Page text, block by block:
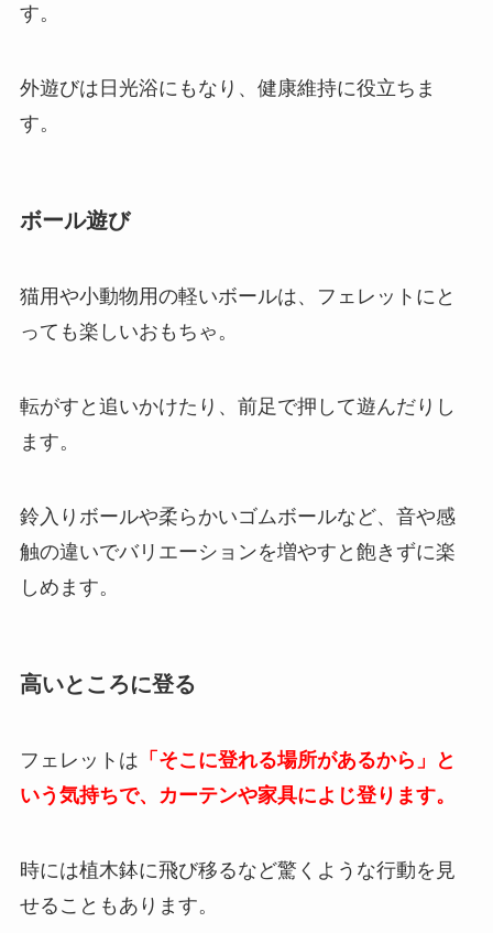
す。
外遊びは日光浴にもなり、健康維持に役立ちま
す。
ボール遊び
猫用や小動物用の軽いボールは、フェレットにと
っても楽しいおもちゃ。
転がすと追いかけたり、前足で押して遊んだりし
ます。
鈴入りボールや柔らかいゴムボールなど、音や感
触の違いでバリエーションを増やすと飽きずに楽
しめます。
高いところに登る
フェレットは 「そこに登れる場所があるから」と
いう気持ちで、カーテンや家具によじ登ります。
時には植木鉢に飛び移るなど驚くような行動を見
せることもあります。